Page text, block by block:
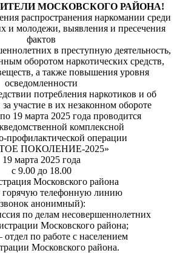
МОСКОВСКОГО РАЙОНА!
распространения наркомании среди
и молодежи, выявления и пресечения
фактов
в преступную деятельность,
оборотом наркотических средств,
а также повышения уровня
осведомленности
потребления наркотиков и об
за участие в их незаконном обороте
по 19 марта 2025 года проводится
комплексной
профилактической операции
ПОКОЛЕНИЕ-2025»
19 марта 2025 года
с 9.00 до 18.00
Московского района
горячую телефонную линию
звонок анонимный):
по делам несовершеннолетних
Московского района;
отдел по работе с населением
Московского района.